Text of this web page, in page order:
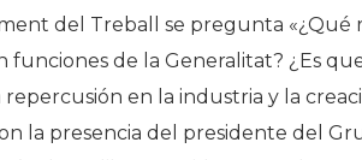
del Treball se pregunta
funciones de la Generalitat? ¿Es
en la industria y la
la presencia del presidente del